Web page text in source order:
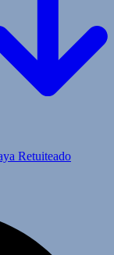
Retuiteado